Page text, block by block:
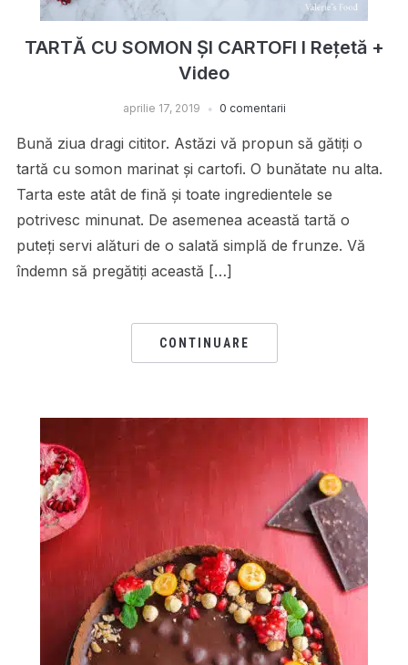
TARTĂ CU SOMON ȘI CARTOFI I Rețetă +
Video
aprilie 17, 2019 0 comentarii
Bună ziua dragi cititor. Astăzi vă propun să gătiți o
tartă cu somon marinat și cartofi. O bunătate nu alta.
Tarta este atât de fină și toate ingredientele se
potrivesc minunat. De asemenea această tartă o
puteți servi alături de o salată simplă de frunze. Vă
îndemn să pregătiți această […]
CONTINUARE